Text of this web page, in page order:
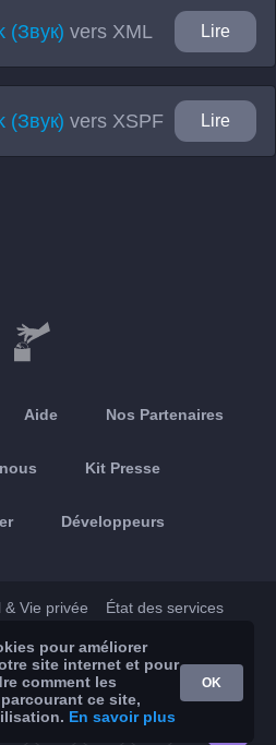
(Звук) vers XML Lire
(Звук) vers XSPF Lire
Aide Nos Partenaires
Kit Presse
Développeurs
& Vie privée État des services
Google Play
pour améliorer
site internet et pour
comment les
ce site,
En savoir plus
OK